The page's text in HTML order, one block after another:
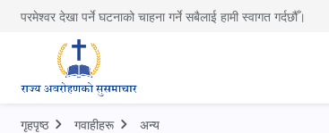
परमेश्वर देखा पर्ने घटनाको चाहना गर्ने सबैलाई हामी स्वागत गर्दछौँ।
गृहपृष्ठ गवाहीहरू अन्य